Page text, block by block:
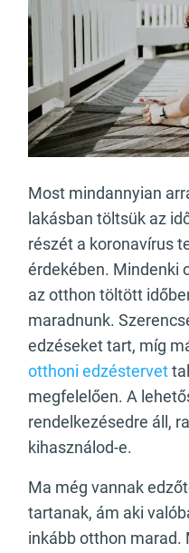
Most mindannyian
lakásban töltsük az
részét a koronavírus
érdekében. Mindenki
az otthon töltött
maradnunk.
edzéseket tart, míg
otthoni edzéstervet
megfelelően. A
rendelkezésedre áll,
kihasználod-e.
Ma még vannak
tartanak, ám aki
inkább otthon marad.